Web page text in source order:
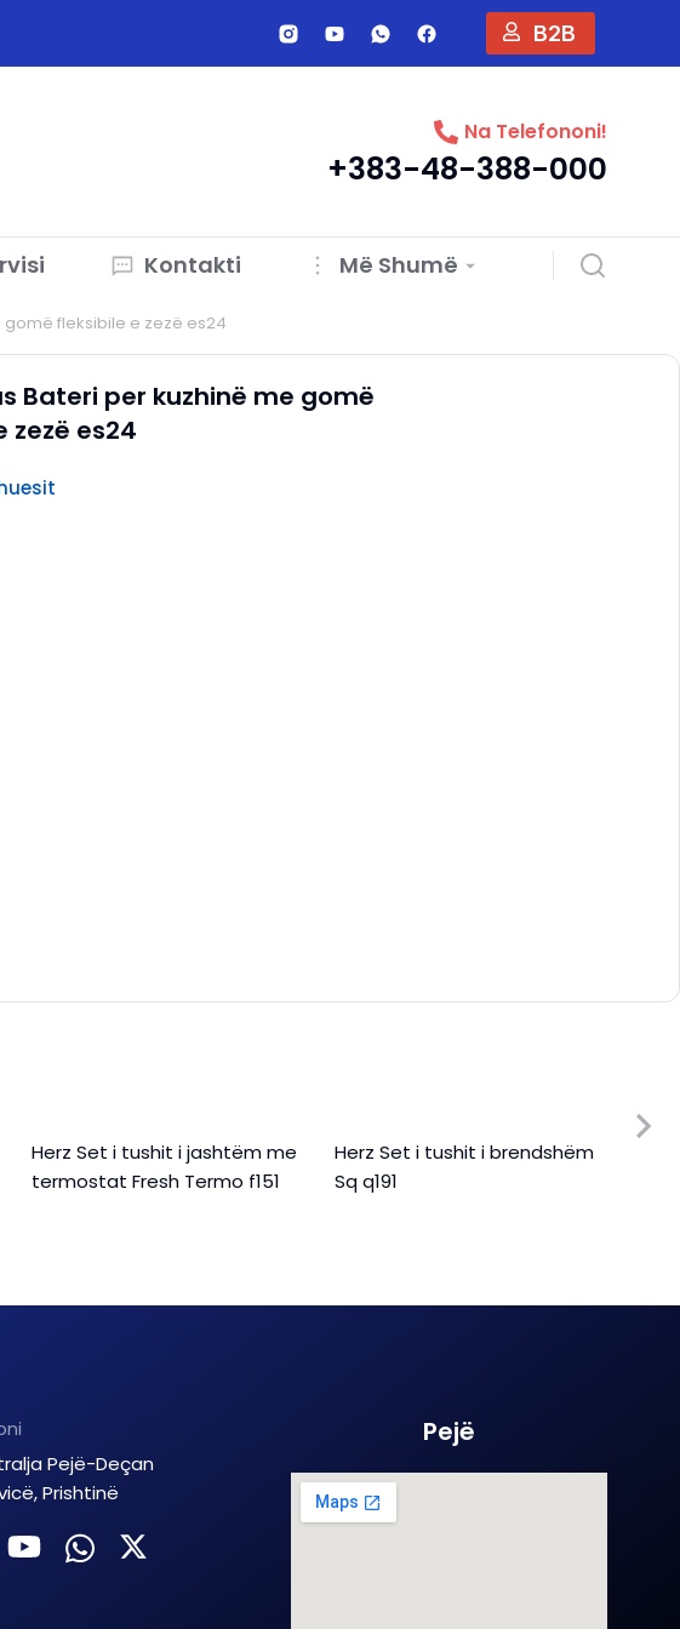
B2B
Na Telefononi!
+383-48-388-000
Kontakti Më Shumë
gomë fleksibile e zezë es24
Bateri per kuzhinë me gomë
zezë es24
Herz Set i tushit i jashtëm me
termostat Fresh Termo f151
Herz Set i tushit i brendshëm
Sq q191
Pejë-Deçan
Prishtinë
Pejë